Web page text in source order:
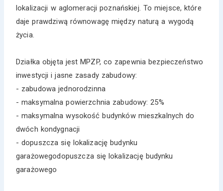
lokalizacji w aglomeracji poznańskiej. To miejsce, które
daje prawdziwą równowagę między naturą a wygodą
życia.
Działka objęta jest MPZP, co zapewnia bezpieczeństwo
inwestycji i jasne zasady zabudowy:
- zabudowa jednorodzinna
- maksymalna powierzchnia zabudowy: 25%
- maksymalna wysokość budynków mieszkalnych do
dwóch kondygnacji
- dopuszcza się lokalizację budynku
garażowegodopuszcza się lokalizację budynku
garażowego